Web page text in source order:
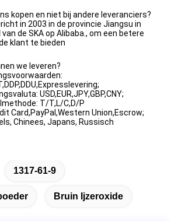
kopen en niet bij andere leveranciers?
in 2003 in de provincie Jiangsu in
de SKA op Alibaba., om een betere
klant te bieden
we leveren?
USD,EUR,JPY,GBP,CNY;
T/T,L/C,D/P
Card,PayPal,Western Union,Escrow;
Chinees, Japans, Russisch
1317-61-9
Bruin Ijzeroxide